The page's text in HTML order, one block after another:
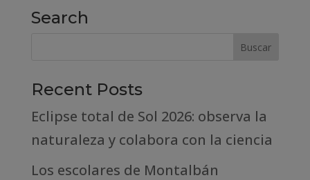
Search
Recent Posts
Eclipse total de Sol 2026: observa la
naturaleza y colabora con la ciencia
Los escolares de Montalbán